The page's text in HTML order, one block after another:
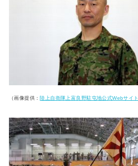
（画像提供：陸上自衛隊上富良野駐屯地公式Webサイト